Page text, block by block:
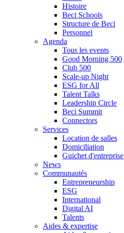
Histoire
Beci Schools
Structure de Beci
Personnel
Agenda
Tous les events
Good Morning 500
Club 500
Scale-up Night
ESG for All
Talent Talks
Leadership Circle
Beci Summit
Connectors
Services
Location de salles
Domiciliation
Guichet d'entreprise
News
Communautés
Entrepreneurship
ESG
International
Digital AI
Talents
Aides & expertise